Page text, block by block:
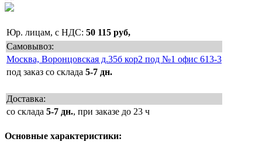
Юр. лицам, с НДС: 50 115 руб,
Самовывоз:
Москва, Воронцовская д.35б кор2 под №1 офис 613-3
под заказ со склада 5-7 дн.
Доставка:
со склада 5-7 дн., при заказе до 23 ч
Основные характеристики: